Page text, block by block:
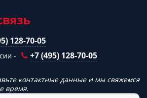
128-70-05
- +7 (495) 128-70-05
контактные данные и мы свяжемся
время.